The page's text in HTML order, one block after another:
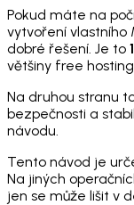
Pokud máte na
vytvoření vlastního
dobré řešení. Je to
většiny free
Na druhou stranu
bezpečnosti a
návodu.
Tento návod je
Na jiných
jen se může lišit v